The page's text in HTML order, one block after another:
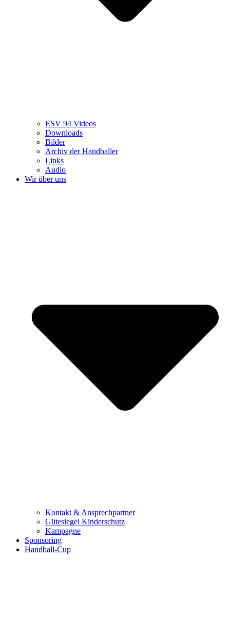
ESV 94 Videos
Downloads
Bilder
Archiv der Handballer
Links
Audio
Wir über uns
Kontakt & Ansprechpartner
Gütesiegel Kinderschutz
Kampagne
Sponsoring
Handball-Cup